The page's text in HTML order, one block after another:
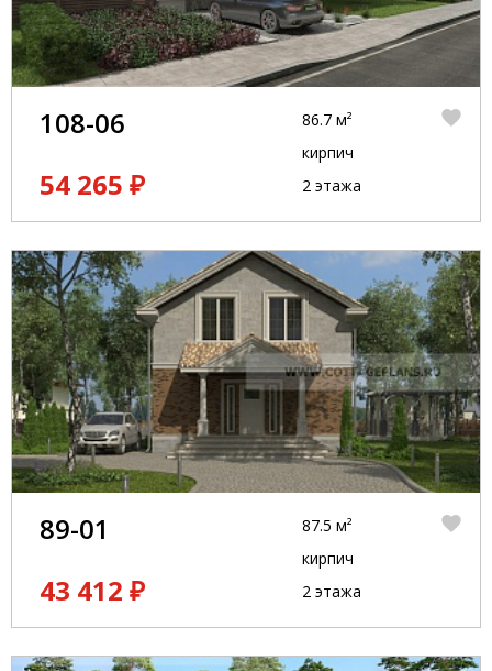
108-06
54 265 ₽
86.7 м²
кирпич
2 этажа
89-01
43 412 ₽
87.5 м²
кирпич
2 этажа